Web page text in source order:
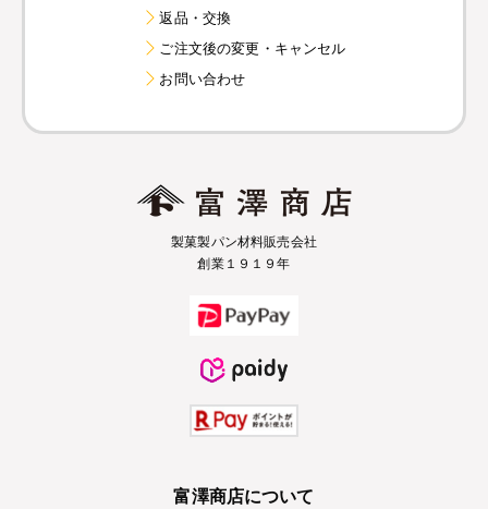
返品・交換
ご注文後の変更・キャンセル
お問い合わせ
製菓製パン材料販売会社
創業１９１９年
富澤商店について